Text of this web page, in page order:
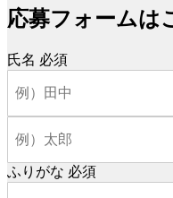
応募フォームは
氏名 必須
ふりがな 必須